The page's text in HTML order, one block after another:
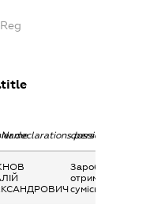
Заробітна плата
отримана за
сумісництвом